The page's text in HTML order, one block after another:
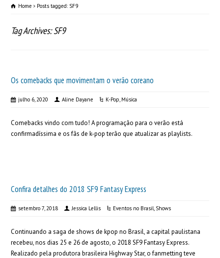
Home Posts tagged: SF9
Tag Archives: SF9
Os comebacks que movimentam o verão coreano
julho 6, 2020 Aline Dayane K-Pop, Música
Comebacks vindo com tudo! A programação para o verão está
confirmadíssima e os fãs de k-pop terão que atualizar as playlists.
Confira detalhes do 2018 SF9 Fantasy Express
setembro 7, 2018 Jessica Lellis Eventos no Brasil, Shows
Continuando a saga de shows de kpop no Brasil, a capital paulistana
recebeu, nos dias 25 e 26 de agosto, o 2018 SF9 Fantasy Express.
Realizado pela produtora brasileira Highway Star, o fanmetting teve